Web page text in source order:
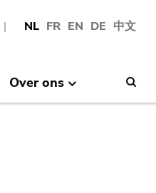
NL FR EN DE 中文
Over ons